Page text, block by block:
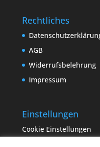
Rechtliches
AGB
Widerrufsbelehrung
Impressum
Einstellungen
Cookie Einstellungen